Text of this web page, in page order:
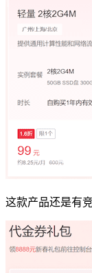
这款产品还是有